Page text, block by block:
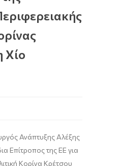
Χίο
Ανάπτυξης Αλέξης
Επίτροπος της ΕΕ για
Κορίνα Κρέτσου